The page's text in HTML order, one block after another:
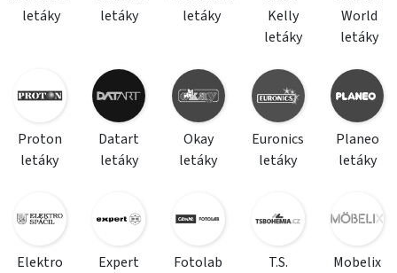
letáky
letáky
letáky
Kelly
letáky
World
letáky
Proton
letáky
Datart
letáky
Okay
letáky
Euronics
letáky
Planeo
letáky
Elektro
Expert
Fotolab
T.S.
Mobelix